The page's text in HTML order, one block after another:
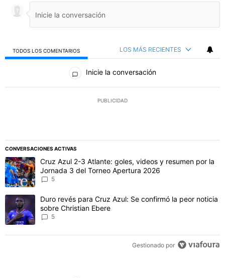
TODOS LOS COMENTARIOS LOS MÁS RECIENTES
Todos los comentarios
Inicie la conversación
PUBLICIDAD
CONVERSACIONES ACTIVAS
Este listado muestra los artículos con más comentarios en los
Un artículo de tendencia con el título "Cruz Azul 2-3 Atlante:
Cruz Azul 2-3 Atlante: goles, videos y resumen por la
Jornada 3 del Torneo Apertura 2026
5
Un artículo de tendencia con el título "Duro revés para Cruz Azul:
Duro revés para Cruz Azul: Se confirmó la peor noticia
sobre Christian Ebere
5
Gestionado por